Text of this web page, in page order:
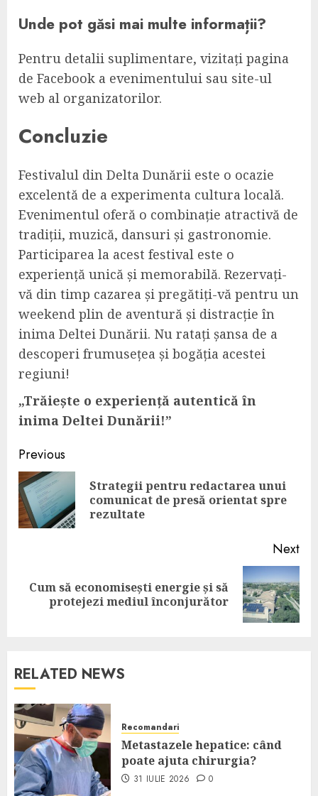
Unde pot găsi mai multe informații?
Pentru detalii suplimentare, vizitați pagina
de Facebook a evenimentului sau site-ul
web al organizatorilor.
Concluzie
Festivalul din Delta Dunării este o ocazie
excelentă de a experimenta cultura locală.
Evenimentul oferă o combinație atractivă de
tradiții, muzică, dansuri și gastronomie.
Participarea la acest festival este o
experiență unică și memorabilă. Rezervați-
vă din timp cazarea și pregătiți-vă pentru un
weekend plin de aventură și distracție în
inima Deltei Dunării. Nu ratați șansa de a
descoperi frumusețea și bogăția acestei
regiuni!
„Trăiește o experiență autentică în
inima Deltei Dunării!”
Post
navigation
Previous
Strategii pentru redactarea unui
comunicat de presă orientat spre
rezultate
Next
Next
Cum să economisești energie și să
protejezi mediul înconjurător
RELATED NEWS
Recomandari
Metastazele hepatice: când
poate ajuta chirurgia?
31 IULIE 2026 0